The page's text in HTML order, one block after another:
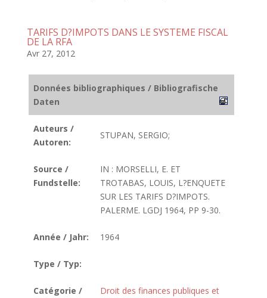
TARIFS D?IMPOTS DANS LE SYSTEME FISCAL
DE LA RFA
Avr 27, 2012
Données bibliographiques / Bibliografische
Daten
Auteurs /
Autoren:
STUPAN, SERGIO;
Source /
Fundstelle:
IN : MORSELLI, E. ET
TROTABAS, LOUIS, L?ENQUETE
SUR LES TARIFS D?IMPOTS.
PALERME. LGDJ 1964, PP 9-30.
Année / Jahr: 1964
Type / Typ:
Catégorie /
Droit des finances publiques et